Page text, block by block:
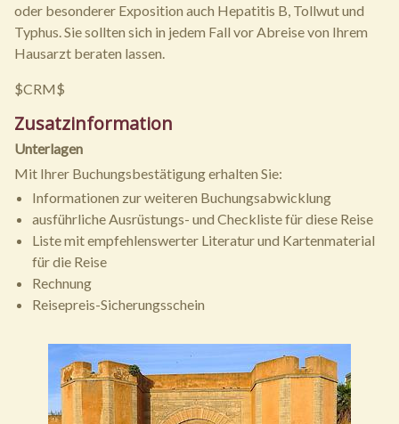
oder besonderer Exposition auch Hepatitis B, Tollwut und
Typhus. Sie sollten sich in jedem Fall vor Abreise von Ihrem
Hausarzt beraten lassen.
$CRM$
Zusatzinformation
Unterlagen
Mit Ihrer Buchungsbestätigung erhalten Sie:
Informationen zur weiteren Buchungsabwicklung
ausführliche Ausrüstungs- und Checkliste für diese Reise
Liste mit empfehlenswerter Literatur und Kartenmaterial
für die Reise
Rechnung
Reisepreis-Sicherungsschein